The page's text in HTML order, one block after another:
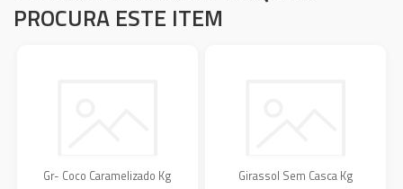
PROCURA ESTE ITEM
Gr- Coco Caramelizado Kg Girassol Sem Casca Kg